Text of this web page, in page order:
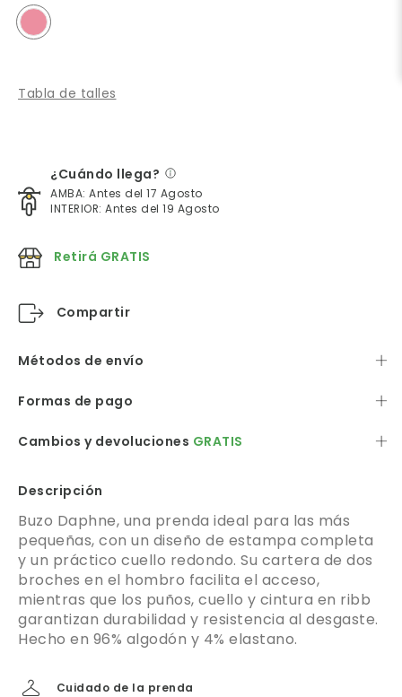
Tabla de talles
¿Cuándo llega?
AMBA: Antes del 17 Agosto
INTERIOR: Antes del 19 Agosto
Retirá GRATIS
Compartir
Métodos de envío
Formas de pago
Cambios y devoluciones GRATIS
Descripción
Buzo Daphne, una prenda ideal para las más
pequeñas, con un diseño de estampa completa
y un práctico cuello redondo. Su cartera de dos
broches en el hombro facilita el acceso,
mientras que los puños, cuello y cintura en ribb
garantizan durabilidad y resistencia al desgaste.
Hecho en 96% algodón y 4% elastano.
Cuidado de la prenda